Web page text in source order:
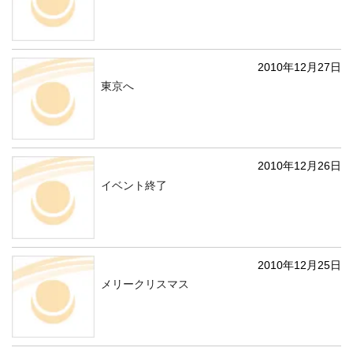
2010年12月27日
東京へ
2010年12月26日
イベント終了
2010年12月25日
メリークリスマス